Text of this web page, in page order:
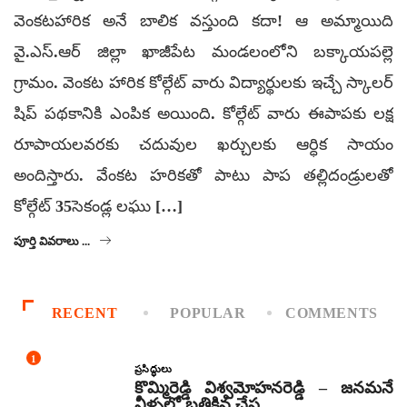
వెంకటహారిక అనే బాలిక వస్తుంది కదా! ఆ అమ్మాయిది
వై.ఎస్.ఆర్ జిల్లా ఖాజీపేట మండలంలోని బక్కాయపల్లె
గ్రామం. వెంకట హారిక కోల్గేట్ వారు విద్యార్థులకు ఇచ్చే స్కాలర్
షిప్ పథకానికి ఎంపిక అయింది. కోల్గేట్ వారు ఈపాపకు లక్ష
రూపాయలవరకు చదువుల ఖర్చులకు ఆర్ధిక సాయం
అందిస్తారు. వేంకట హరికతో పాటు పాప తల్లిదండ్రులతో
కోల్గేట్ 35సెకండ్ల లఘు […]
పూర్తి వివరాలు ...
RECENT POPULAR COMMENTS
1
ప్రసిద్ధులు
కొమ్మిరెడ్డి విశ్వమోహనరెడ్డి – జనమనే